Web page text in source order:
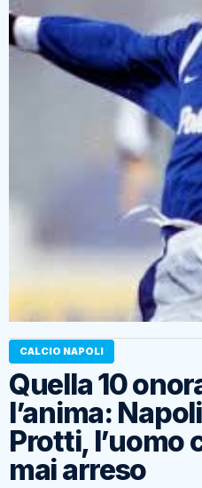
CALCIO NAPOLI
Quella 10
l’anima:
Protti, l’uomo
mai arreso